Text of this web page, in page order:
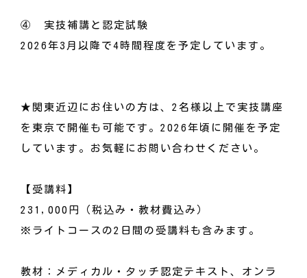
④ 実技補講と認定試験
2026年3月以降で4時間程度を予定しています。
★関東近辺にお住いの方は、2名様以上で実技講座
を東京で開催も可能です。2026年頃に開催を予定
しています。お気軽にお問い合わせください。
【受講料】
231,000円（税込み・教材費込み）
※ライトコースの2日間の受講料も含みます。
教材：メディカル・タッチ認定テキスト、オンラ